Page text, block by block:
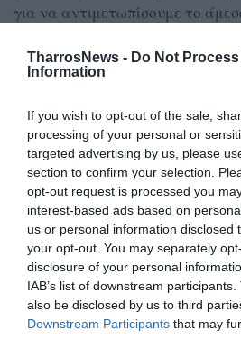
TharrosNews - Do Not
Information
If you wish to opt-out of the sale,
processing of your personal or
targeted advertising by us, please
section to confirm your selection.
opt-out request is processed you
interest-based ads based on
us or personal information disclosed
your opt-out. You may separately
disclosure of your personal
IAB’s list of downstream
also be disclosed by us to third
Downstream Participants that may
για να αντιμετωπίσουμε το
προχωράμε, έτσι ώστε να μη
άμβλυνσης του προβλήματος
μονάδων αφαλάτωσης».
TAGS:
ΥΠΟΥΡΓΕΙΟ
ΛΕΙΨΥΔΡΙΑ
Facebook Twitter